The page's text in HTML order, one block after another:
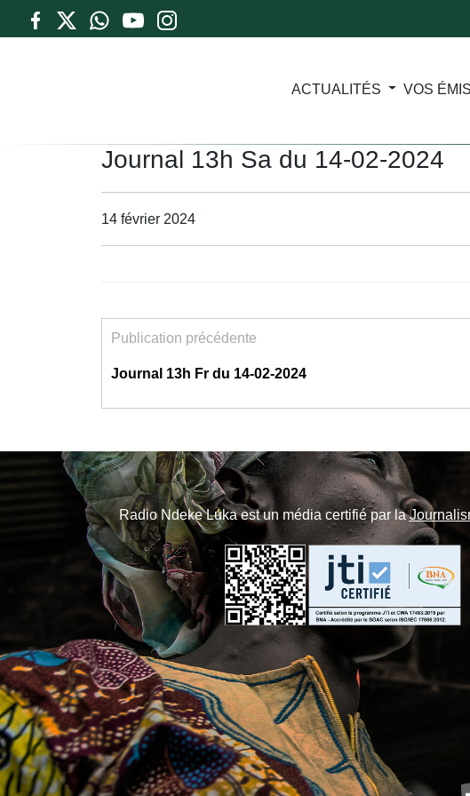
ACTUALITÉS VOS
Journal 13h Sa du 14-02-2024
14 février 2024
Publication précédente
Journal 13h Fr du 14-02-2024
Radio Ndeke Luka est un média certifié par la